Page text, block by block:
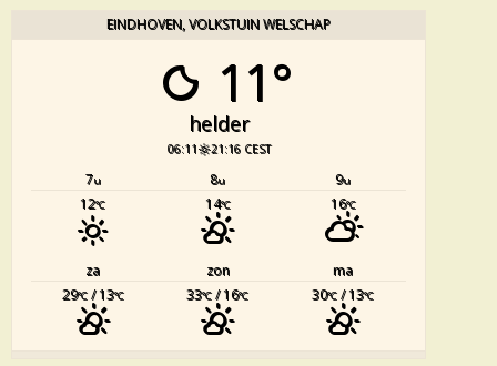
EINDHOVEN, VOLKSTUIN WELSCHAP
11°
helder
06:11 21:16 CEST
7u 8u 9u
12°C 14°C 16°C
za zon
ma
29°C/ 13°C 33°C / 16°C 30°C / 13°C